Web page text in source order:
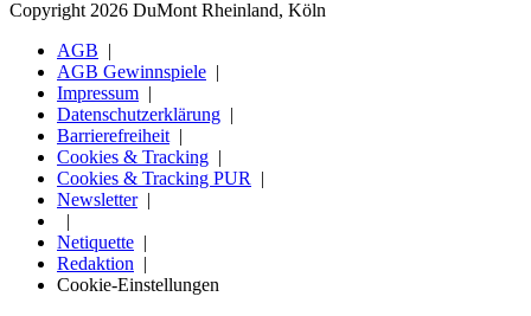
Copyright 2026 DuMont Rheinland, Köln
AGB
AGB Gewinnspiele
Impressum
Datenschutzerklärung
Barrierefreiheit
Cookies & Tracking
Cookies & Tracking PUR
Newsletter
Netiquette
Redaktion
Cookie-Einstellungen